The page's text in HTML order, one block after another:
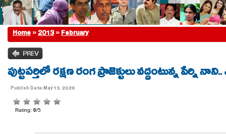
Home»2013»February
పుట్టపర్తిలో రక్షణ రంగ ప్రాజెక్టులు వద్దంటున్న పేర్ని
Publish Date:May 15, 2026